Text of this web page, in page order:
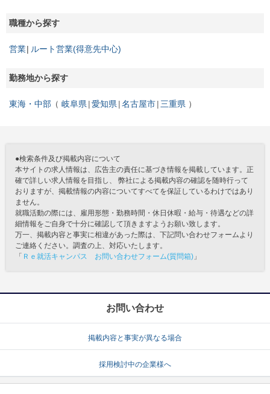
職種から探す
営業 ルート営業(得意先中心)
勤務地から探す
東海・中部 岐阜県 愛知県 名古屋市 三重県
●検索条件及び掲載内容について
本サイトの求人情報は、広告主の責任に基づき情報を掲載しています。正
確で詳しい求人情報を目指し、 弊社による掲載内容の確認を随時行って
おりますが、掲載情報の内容についてすべてを保証しているわけではあり
ません。
就職活動の際には、雇用形態・勤務時間・休日休暇・給与・待遇などの詳
細情報をご自身で十分に確認して頂きますようお願い致します。
万一、掲載内容と事実に相違があった際は、下記問い合わせフォームより
ご連絡ください。調査の上、対応いたします。
「 Ｒｅ就活キャンパス お問い合わせフォーム(質問箱) 」
お問い合わせ
掲載内容と事実が異なる場合
採用検討中の企業様へ